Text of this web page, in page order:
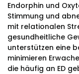
Endorphin und
Stimmung und
mit relationalen
gesundheitliche
unterstützen eine
minimieren
die häufig an ED